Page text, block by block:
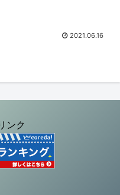
2021.06.16
ンク